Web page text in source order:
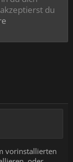
du
vorinstallierten